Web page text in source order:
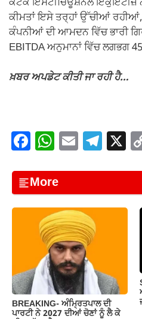
ਕੋਟਕ ਇੰਸਟੀਚਿਊਸ਼ਨਲ ਇਕੁਇਟੀਜ਼ ਨੇ
ਕੀਮਤਾਂ ਇਸੇ ਤਰ੍ਹਾਂ ਉੱਚੀਆਂ ਰਹੀਆਂ,
ਕੰਪਨੀਆਂ ਦੀ ਆਮਦਨ ਵਿੱਚ ਭਾਰੀ
EBITDA ਅਨੁਮਾਨਾਂ ਵਿੱਚ ਲਗਭਗ
ਖ਼ਬਰ ਅਪਡੇਟ ਕੀਤੀ ਜਾ ਰਹੀ ਹੈ…
F
c
e
b
o
o
k
W
at
s
A
p
p
E
ail
T
e
gr
X
More
BREAKING- ਅੰਮ੍ਰਿਤਪਾਲ ਦੀ
ਪਾਰਟੀ ਨੇ 2027 ਦੀਆਂ ਚੋਣਾਂ ਨੂੰ ਲੈ ਕੇ